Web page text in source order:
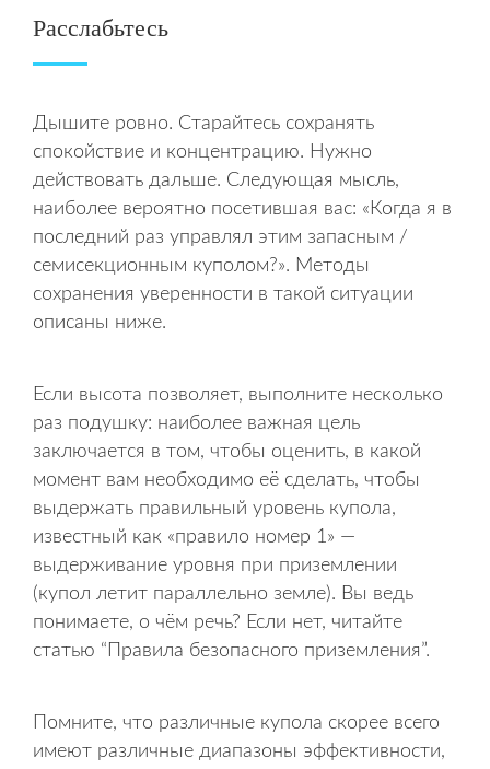
Расслабьтесь
Дышите ровно. Старайтесь сохранять
спокойствие и концентрацию. Нужно
действовать дальше. Следующая мысль,
наиболее вероятно посетившая вас: «Когда я в
последний раз управлял этим запасным /
семисекционным куполом?». Методы
сохранения уверенности в такой ситуации
описаны ниже.
Если высота позволяет, выполните несколько
раз подушку: наиболее важная цель
заключается в том, чтобы оценить, в какой
момент вам необходимо её сделать, чтобы
выдержать правильный уровень купола,
известный как «правило номер 1» —
выдерживание уровня при приземлении
(купол летит параллельно земле). Вы ведь
понимаете, о чём речь? Если нет, читайте
статью “Правила безопасного приземления”.
Помните, что различные купола скорее всего
имеют различные диапазоны эффективности,